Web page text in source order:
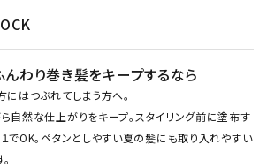
わり巻き髪をキープするなら
にはつぶれてしまう方へ。
自然な仕上がりをキープ。スタイリング前に塗布す
でOK。ペタンとしやすい夏の髪にも取り入れやすい